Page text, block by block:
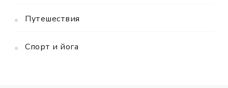
Путешествия
Спорт и йога